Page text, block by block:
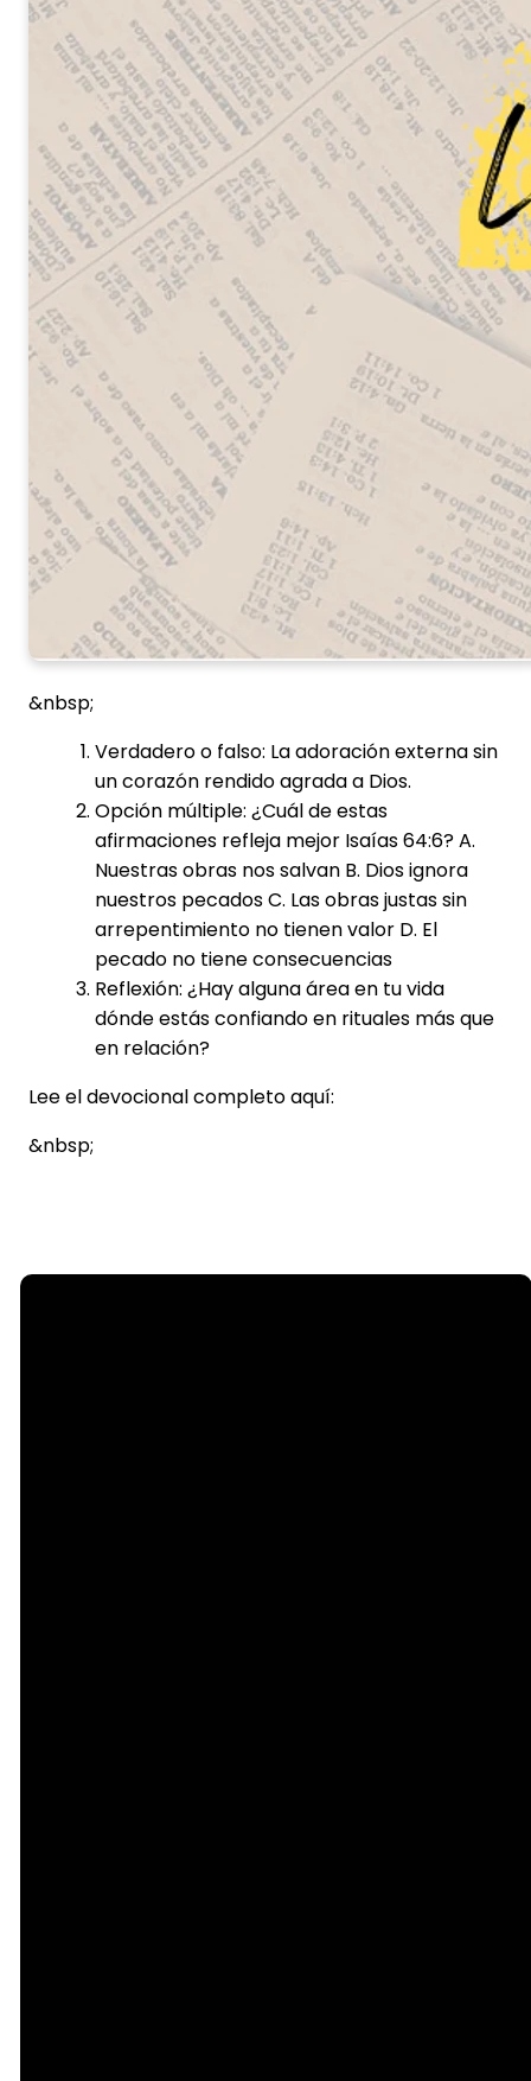
&nbsp;
Verdadero o falso: La adoración externa sin
un corazón rendido agrada a Dios.
Opción múltiple: ¿Cuál de estas
afirmaciones refleja mejor Isaías 64:6? A.
Nuestras obras nos salvan B. Dios ignora
nuestros pecados C. Las obras justas sin
arrepentimiento no tienen valor D. El
pecado no tiene consecuencias
Reflexión: ¿Hay alguna área en tu vida
dónde estás confiando en rituales más que
en relación?
Lee el devocional completo aquí:
&nbsp;